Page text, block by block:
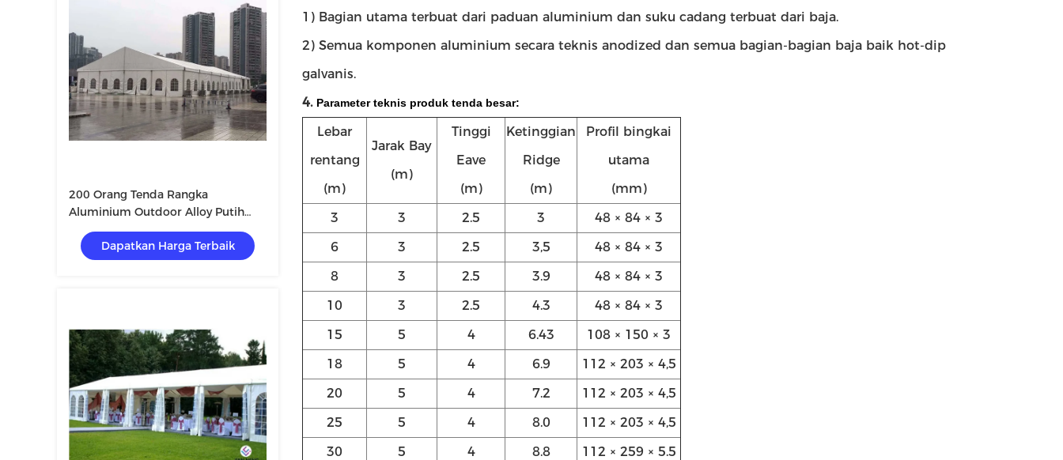
200 Orang Tenda Rangka
Aluminium Outdoor Alloy Putih
Untuk Gereja Atau Acara Lainnya
Dapatkan Harga Terbaik
1) Bagian utama terbuat dari paduan aluminium dan suku cadang terbuat dari baja.
2) Semua komponen aluminium secara teknis anodized dan semua bagian-bagian baja baik hot-dip
galvanis.
4. Parameter teknis produk tenda besar:
Lebar
rentang
(m)
Jarak Bay
(m)
Tinggi
Eave
(m)
Ketinggian
Ridge
(m)
Profil bingkai
utama
(mm)
3
3 2.5 3
48 × 84 × 3
6
3 2.5 3,5
48 × 84 × 3
8
3 2.5 3.9
48 × 84 × 3
10
3 2.5 4.3
48 × 84 × 3
15
5 4 6.43
108 × 150 × 3
18
5 4 6.9
112 × 203 × 4,5
20
5 4 7.2
112 × 203 × 4,5
25
5 4 8.0
112 × 203 × 4,5
30
5 4 8.8
112 × 259 × 5.5